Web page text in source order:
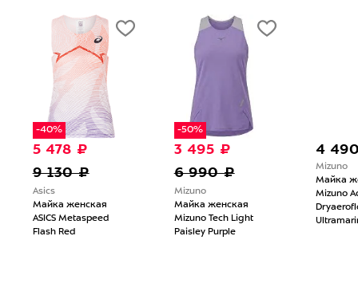
-40%
5 478 ₽
9 130 ₽
Asics
Майка женская
ASICS Metaspeed
Flash Red
-50%
3 495 ₽
6 990 ₽
Mizuno
Майка женская
Mizuno Tech Light
Paisley Purple
4
Mizuno
Майка
Mizuno